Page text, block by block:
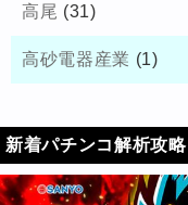
高尾 (31)
高砂電器産業 (1)
新着パチンコ解析攻略